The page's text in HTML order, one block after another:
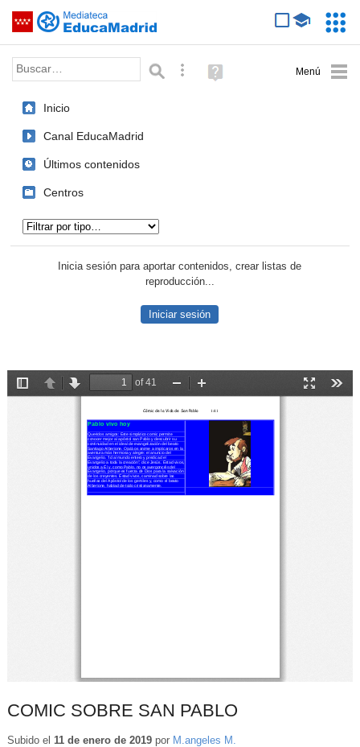
Saltar navegación
Palabra o frase: Búsqueda avanzada
Ayuda
(en
Inicio
Canal EducaMadrid
Últimos contenidos
Centros
Inicia sesión para aportar contenidos, crear listas de
reproducción...
Iniciar sesión
COMIC SOBRE SAN PABLO
Subido el 11 de enero de 2019por M.angeles M.